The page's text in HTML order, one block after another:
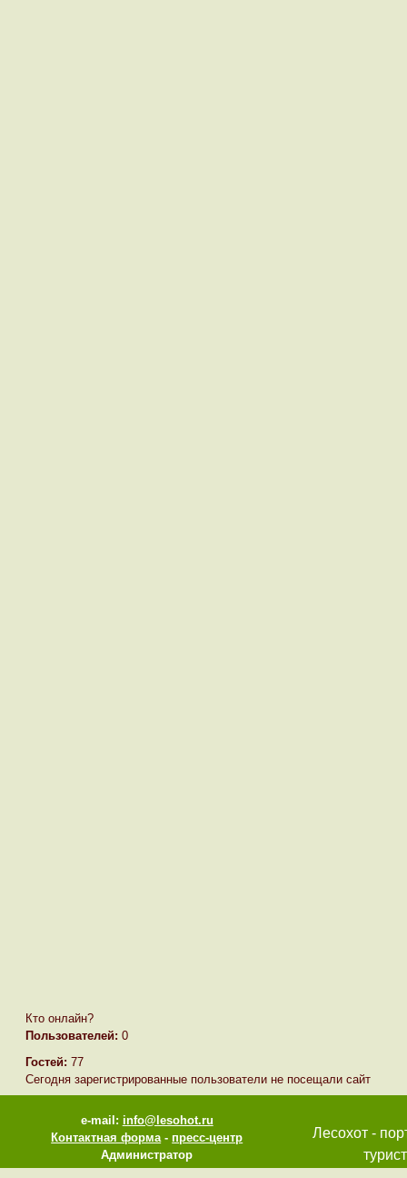
Кто онлайн?
Пользователей: 0
Гостей: 77
Сегодня зарегистрированные пользователи не посещали сайт
e-mail: info@lesohot.ru
Контактная форма-пресс-центр
Администратор
Лесохот -